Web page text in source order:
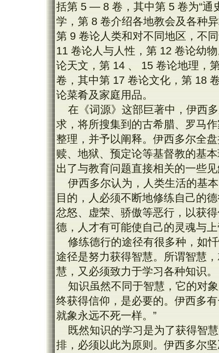
括第 5 — 8 卷，其中第 5 卷为“通
学，第 8 卷介绍各地教会及各种
第 9 卷论人类和对不同地区，不
11 卷论人与人性，第 12 卷论幼
论天文，第 14 、 15 卷论地理，
卷，其中第 17 卷论文化，第 18
论菜肴及家庭用品。
在《词源》这部巨著中，伊西
求，将所搜集到的古希腊、罗马
整理，并予以阐释。伊西多尔全
赎、地狱、预定论等基督教的基
出了与教育问题直接相关的一些
伊西多尔认为，人类生活的基
目的，人必须不断地修练自己的
忿怒、虚荣、骄傲等恶行，以获
德，人才有可能使自己的灵魂与
修练德行的途径有很多种，如
途径是努力获得智慧。所谓智慧
慧，又必须致力于学习各种知识。
知识虽然不同于智慧，它的对
终获得信仰，是必要的。伊西多
就象永远不死一样。”
既然知识的学习是为了获得智
排，必须以此为原则。伊西多尔